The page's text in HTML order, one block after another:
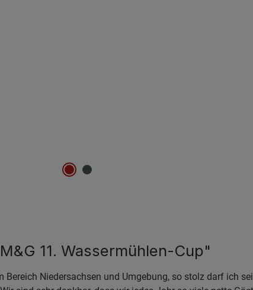
11. Wassermühlen-Cup"
Bereich Niedersachsen und Umgebung, so stolz darf ich